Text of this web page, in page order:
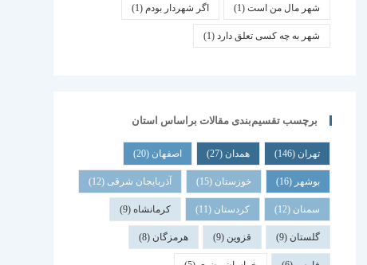
شهر مال من است(1) اگر شهردار بودم (1)
شهر به چه کسی تعلق دارد(1)
برچسب تقسیم‌بندی مقالات براساس استان
تهران (146) همدان (27) اصفهان (20)
بوشهر (16) خوزستان (15) آذربایجان شرقی (12)
سمنان (12) کردستان (11) کرمانشاه(9)
گلستان (9) قزوین (9) هرمزگان (8)